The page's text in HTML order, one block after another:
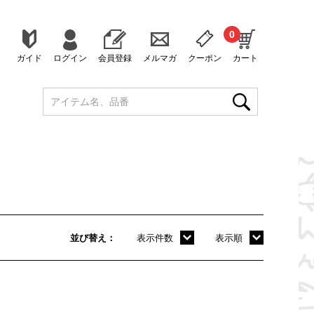
ガイド ログイン 会員登録 メルマガ クーポン カート
0
並び替え 表示件数 表示順